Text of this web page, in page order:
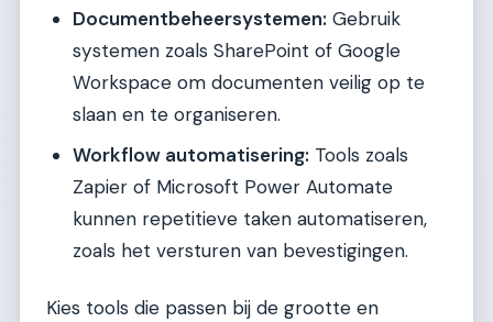
Documentbeheersystemen: Gebruik
systemen zoals SharePoint of Google
Workspace om documenten veilig op te
slaan en te organiseren.
Workflow automatisering: Tools zoals
Zapier of Microsoft Power Automate
kunnen repetitieve taken automatiseren,
zoals het versturen van bevestigingen.
Kies tools die passen bij de grootte en